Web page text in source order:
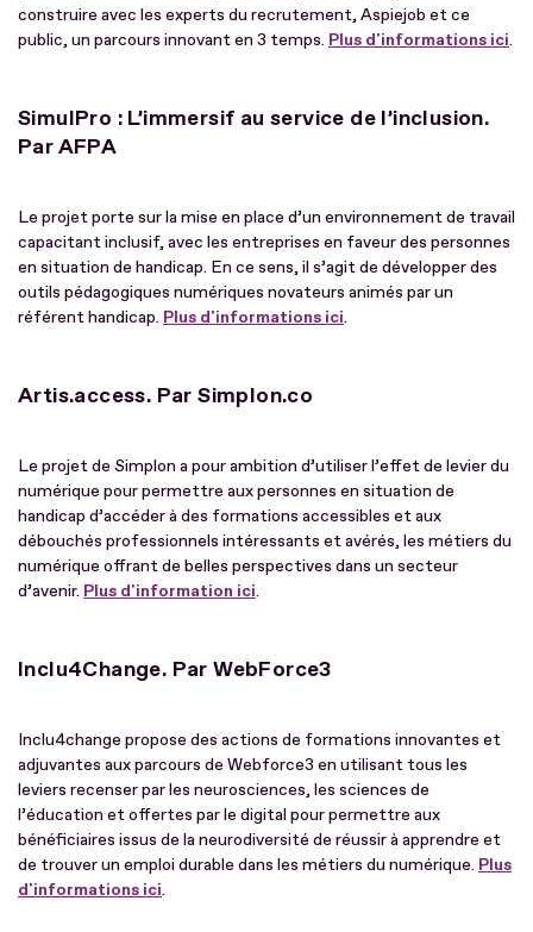
construire avec les experts du recrutement, Aspiejob et ce
public, un parcours innovant en 3 temps. Plus d'informations ici.
SimulPro : L’immersif au service de l’inclusion.
Par AFPA
Le projet porte sur la mise en place d’un environnement de travail
capacitant inclusif, avec les entreprises en faveur des personnes
en situation de handicap. En ce sens, il s’agit de développer des
outils pédagogiques numériques novateurs animés par un
référent handicap. Plus d'informations ici.
Artis.access. Par Simplon.co
Le projet de Simplon a pour ambition d’utiliser l’effet de levier du
numérique pour permettre aux personnes en situation de
handicap d’accéder à des formations accessibles et aux
débouchés professionnels intéressants et avérés, les métiers du
numérique offrant de belles perspectives dans un secteur
d’avenir. Plus d'information ici.
Inclu4Change. Par WebForce3
Inclu4change propose des actions de formations innovantes et
adjuvantes aux parcours de Webforce3 en utilisant tous les
leviers recenser par les neurosciences, les sciences de
l’éducation et offertes par le digital pour permettre aux
bénéficiaires issus de la neurodiversité de réussir à apprendre et
de trouver un emploi durable dans les métiers du numérique. Plus
d'informations ici.